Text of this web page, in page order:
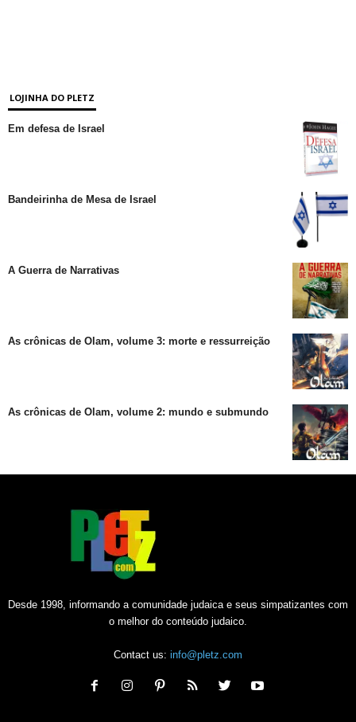
LOJINHA DO PLETZ
Em defesa de Israel
Bandeirinha de Mesa de Israel
A Guerra de Narrativas
As crônicas de Olam, volume 3: morte e ressurreição
As crônicas de Olam, volume 2: mundo e submundo
Desde 1998, informando a comunidade judaica e seus simpatizantes com
o melhor do conteúdo judaico.
Contact us: info@pletz.com